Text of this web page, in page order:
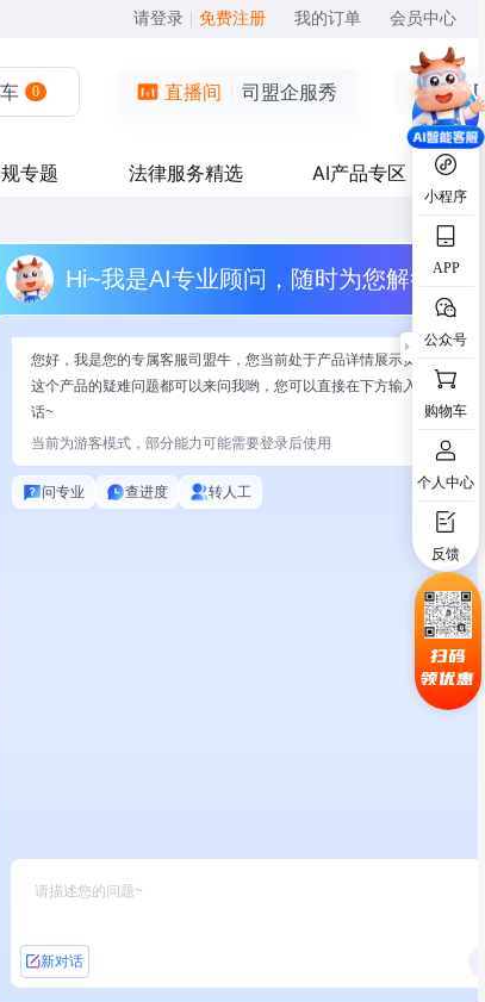
请登录 免费注册 我的订单 会员中心
小程序
APP
公众号
购物车
个人中心
反馈
扫码
领优惠
0 直播间 司盟企服秀
专题 法律服务精选 AI产品专区
Hi~我是AI专业顾问，随时为您解答
您好，我是您的专属客服司盟牛，您当前处于产品详情展示页面，有关
这个产品的疑难问题都可以来问我哟，您可以直接在下方输入问题开始
话~
当前为游客模式，部分能力可能需要登录后使用
问专业 查进度 转人工
新对话